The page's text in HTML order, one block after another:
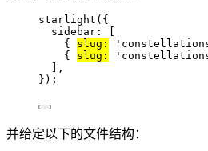
starlight ({
sidebar: [
{ slug: '
{ slug: '
],
});
并给定以下的文件结构：